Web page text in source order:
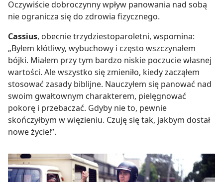
Oczywiście dobroczynny wpływ panowania nad sobą
nie ogranicza się do zdrowia fizycznego.
Cassius, obecnie trzydziestoparoletni, wspomina:
„Byłem kłótliwy, wybuchowy i często wszczynałem
bójki. Miałem przy tym bardzo niskie poczucie własnej
wartości. Ale wszystko się zmieniło, kiedy zacząłem
stosować zasady biblijne. Nauczyłem się panować nad
swoim gwałtownym charakterem, pielęgnować
pokorę i przebaczać. Gdyby nie to, pewnie
skończyłbym w więzieniu. Czuję się tak, jakbym dostał
nowe życie!”.